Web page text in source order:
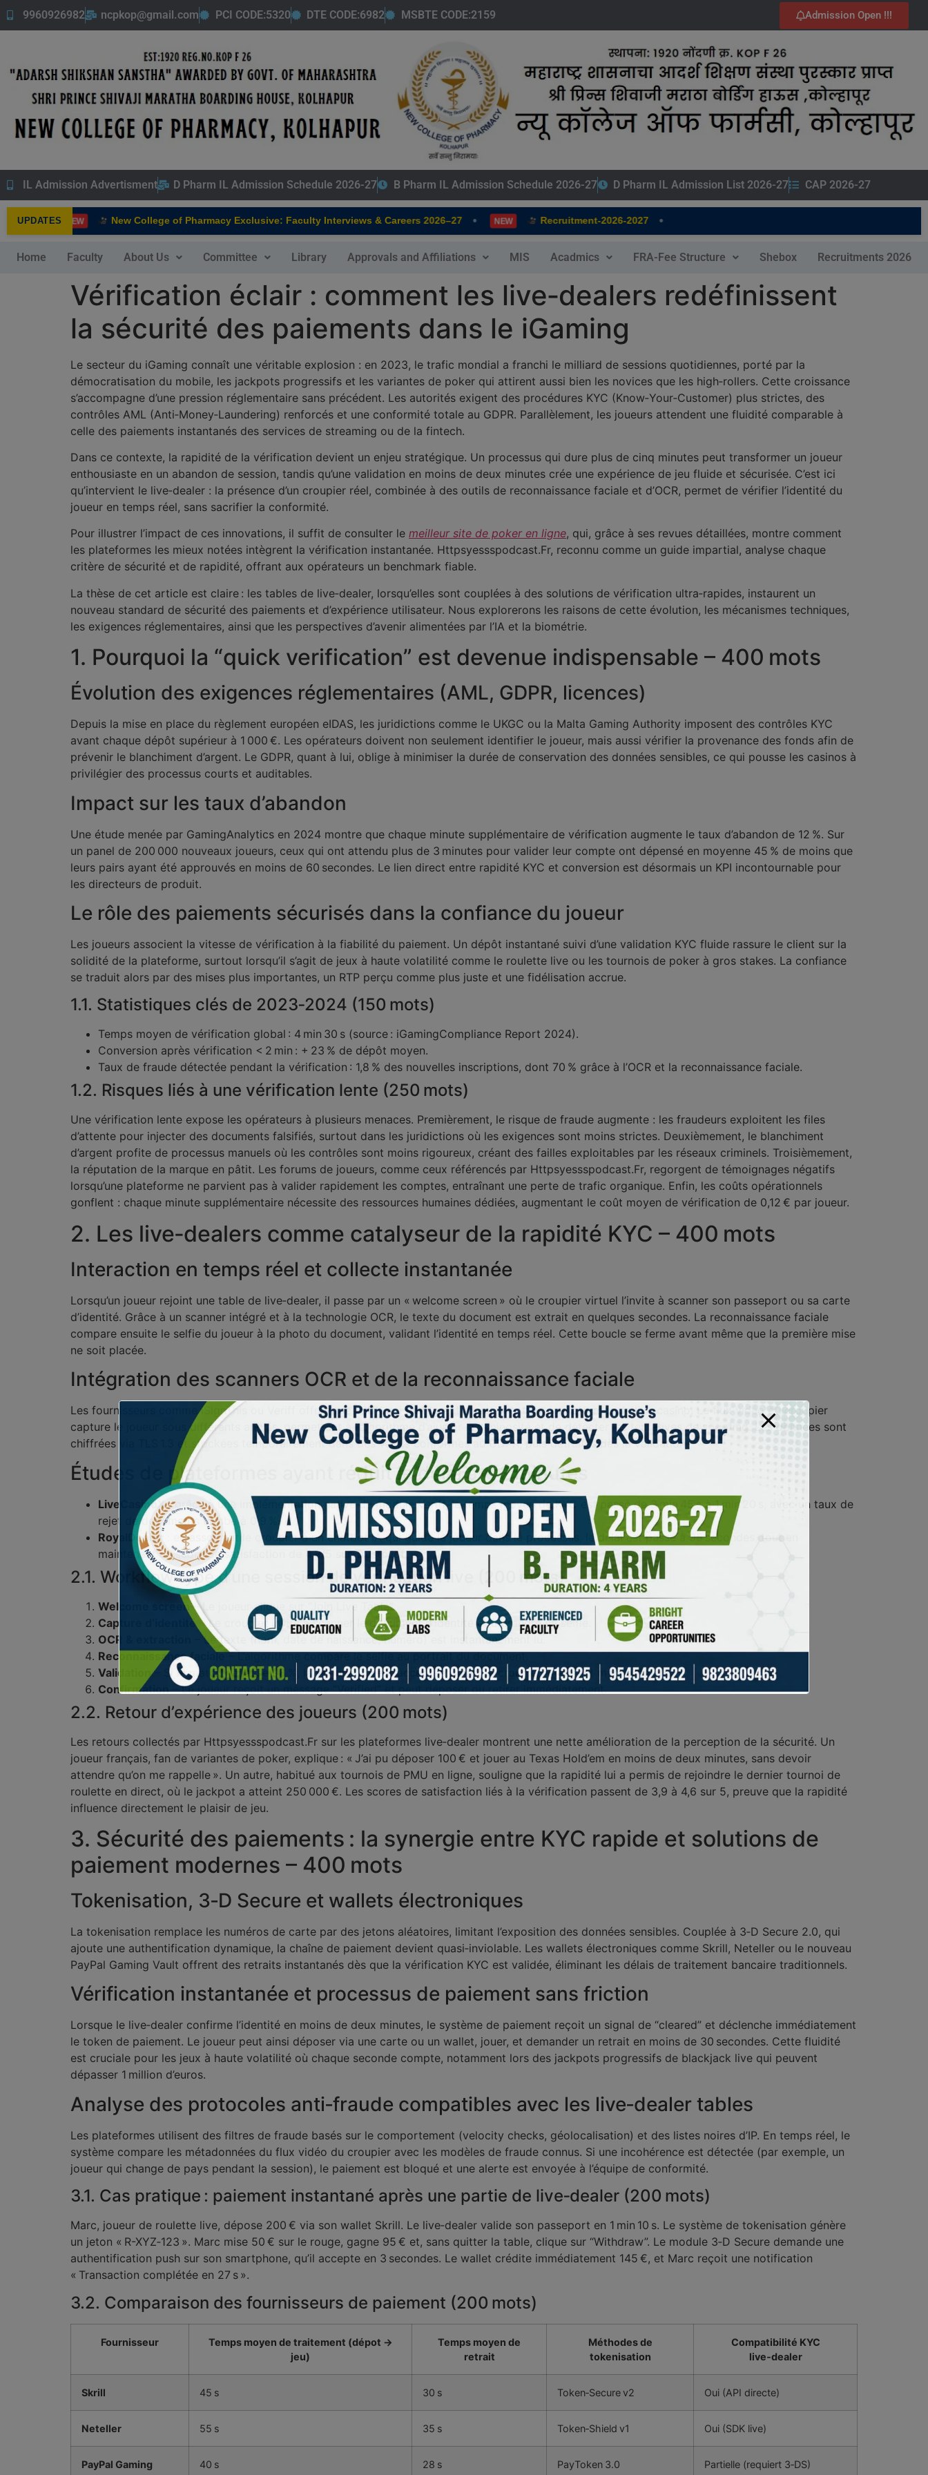
9960926982 ncpkop@gmail.com PCI CODE:5320 DTE CODE:6982 MSBTE CODE:2159 Admission Open !!!
IL Admission Advertisment D Pharm IL Admission Schedule 2026-27 B Pharm IL Admission Schedule 2026-27 D Pharm IL Admission List 2026-27 CAP 2026-27
UPDATES
NEW New College of Pharmacy Exclusive: Faculty Interviews & Careers 2026–27 • Recruitment-2026-2027 •
Home Faculty About Us Committee Library Approvals and Affiliations MIS Acadmics FRA-Fee Structure Shebox Recruitments 2026
Vérification éclair : comment les live‑dealers redéfinissent
la sécurité des paiements dans le iGaming
Le secteur du iGaming connaît une véritable explosion : en 2023, le trafic mondial a franchi le milliard de sessions quotidiennes, porté par la
démocratisation du mobile, les jackpots progressifs et les variantes de poker qui attirent aussi bien les novices que les high‑rollers. Cette croissance
s’accompagne d’une pression réglementaire sans précédent. Les autorités exigent des procédures KYC (Know‑Your‑Customer) plus strictes, des
contrôles AML (Anti‑Money‑Laundering) renforcés et une conformité totale au GDPR. Parallèlement, les joueurs attendent une fluidité comparable à
celle des paiements instantanés des services de streaming ou de la fintech.
Dans ce contexte, la rapidité de la vérification devient un enjeu stratégique. Un processus qui dure plus de cinq minutes peut transformer un joueur
enthousiaste en un abandon de session, tandis qu’une validation en moins de deux minutes crée une expérience de jeu fluide et sécurisée. C’est ici
qu’intervient le live‑dealer : la présence d’un croupier réel, combinée à des outils de reconnaissance faciale et d’OCR, permet de vérifier l’identité du
joueur en temps réel, sans sacrifier la conformité.
Pour illustrer l’impact de ces innovations, il suffit de consulter le meilleur site de poker en ligne, qui, grâce à ses revues détaillées, montre comment
les plateformes les mieux notées intègrent la vérification instantanée. Httpsyessspodcast.Fr, reconnu comme un guide impartial, analyse chaque
critère de sécurité et de rapidité, offrant aux opérateurs un benchmark fiable.
La thèse de cet article est claire : les tables de live‑dealer, lorsqu’elles sont couplées à des solutions de vérification ultra‑rapides, instaurent un
nouveau standard de sécurité des paiements et d’expérience utilisateur. Nous explorerons les raisons de cette évolution, les mécanismes techniques,
les exigences réglementaires, ainsi que les perspectives d’avenir alimentées par l’IA et la biométrie.
1. Pourquoi la “quick verification” est devenue indispensable – 400 mots
Évolution des exigences réglementaires (AML, GDPR, licences)
Depuis la mise en place du règlement européen eIDAS, les juridictions comme le UKGC ou la Malta Gaming Authority imposent des contrôles KYC
avant chaque dépôt supérieur à 1 000 €. Les opérateurs doivent non seulement identifier le joueur, mais aussi vérifier la provenance des fonds afin de
prévenir le blanchiment d’argent. Le GDPR, quant à lui, oblige à minimiser la durée de conservation des données sensibles, ce qui pousse les casinos à
privilégier des processus courts et auditables.
Impact sur les taux d’abandon
Une étude menée par GamingAnalytics en 2024 montre que chaque minute supplémentaire de vérification augmente le taux d’abandon de 12 %. Sur
un panel de 200 000 nouveaux joueurs, ceux qui ont attendu plus de 3 minutes pour valider leur compte ont dépensé en moyenne 45 % de moins que
leurs pairs ayant été approuvés en moins de 60 secondes. Le lien direct entre rapidité KYC et conversion est désormais un KPI incontournable pour
les directeurs de produit.
Le rôle des paiements sécurisés dans la confiance du joueur
Les joueurs associent la vitesse de vérification à la fiabilité du paiement. Un dépôt instantané suivi d’une validation KYC fluide rassure le client sur la
solidité de la plateforme, surtout lorsqu’il s’agit de jeux à haute volatilité comme le roulette live ou les tournois de poker à gros stakes. La confiance
se traduit alors par des mises plus importantes, un RTP perçu comme plus juste et une fidélisation accrue.
1.1. Statistiques clés de 2023‑2024 (150 mots)
Temps moyen de vérification global : 4 min 30 s (source : iGamingCompliance Report 2024).
Conversion après vérification < 2 min : + 23 % de dépôt moyen.
Taux de fraude détectée pendant la vérification : 1,8 % des nouvelles inscriptions, dont 70 % grâce à l’OCR et la reconnaissance faciale.
1.2. Risques liés à une vérification lente (250 mots)
Une vérification lente expose les opérateurs à plusieurs menaces. Premièrement, le risque de fraude augmente : les fraudeurs exploitent les files
d’attente pour injecter des documents falsifiés, surtout dans les juridictions où les exigences sont moins strictes. Deuxièmement, le blanchiment
d’argent profite de processus manuels où les contrôles sont moins rigoureux, créant des failles exploitables par les réseaux criminels. Troisièmement,
la réputation de la marque en pâtit. Les forums de joueurs, comme ceux référencés par Httpsyessspodcast.Fr, regorgent de témoignages négatifs
lorsqu’une plateforme ne parvient pas à valider rapidement les comptes, entraînant une perte de trafic organique. Enfin, les coûts opérationnels
gonflent : chaque minute supplémentaire nécessite des ressources humaines dédiées, augmentant le coût moyen de vérification de 0,12 € par joueur.
2. Les live‑dealers comme catalyseur de la rapidité KYC – 400 mots
Interaction en temps réel et collecte instantanée
Lorsqu’un joueur rejoint une table de live‑dealer, il passe par un « welcome screen » où le croupier virtuel l’invite à scanner son passeport ou sa carte
d’identité. Grâce à un scanner intégré et à la technologie OCR, le texte du document est extrait en quelques secondes. La reconnaissance faciale
compare ensuite le selfie du joueur à la photo du document, validant l’identité en temps réel. Cette boucle se ferme avant même que la première mise
ne soit placée.
Intégration des scanners OCR et de la reconnaissance faciale
Les fournisseurs comme iSignThis ou Veriff offrent des SDK qui s’intègrent directement aux plateformes de live‑casino. Le flux vidéo du croupier
capture le joueur sous différents angles, permettant à l’algorithme d’ajuster la luminosité et de détecter les tentatives de spoofing. Les données sont
chiffrées via TLS 1.3 et stockées temporairement dans des vaults conformes au GDPR, puis détruites dès la validation.
Études de plateformes ayant réduit le délai à < 2 minutes
LiveCasinoX: grâce à une implémentation native du module Veriff, le temps moyen de KYC est passé de 3 min 45 s à 1 min 20 s, avec un taux de
rejet de documents tombé à 0,9 %.
RoyalDealer
: en associant le croupier à un chatbot IA qui guide le joueur dans le processus, le délai est passé à 95 secondes, tout en
maintenant un score de satisfaction de 4,8/5 sur Trustpilot.
2.1. Workflow type d’une session de vérification live (200 mots)
Welcome screen– Le joueur clique sur “Join Live Table”.
Capture d’identité– Le croupier invite à scanner le document d’identité et à prendre un selfie.
OCR & extraction
– Le texte (nom, date de naissance, numéro) est instantanément lu.
Reconnaissance faciale– L’algorithme compare le selfie au portrait du document.
Validation– Si le match dépasse 98 %, la vérification est acceptée; sinon, le croupier intervient manuellement.
Confirmation– Le joueur reçoit un message “Verified” et peut déposer ou retirer immédiatement.
2.2. Retour d’expérience des joueurs (200 mots)
Les retours collectés par Httpsyessspodcast.Fr sur les plateformes live‑dealer montrent une nette amélioration de la perception de la sécurité. Un
joueur français, fan de variantes de poker, explique : « J’ai pu déposer 100 € et jouer au Texas Hold’em en moins de deux minutes, sans devoir
attendre qu’on me rappelle ». Un autre, habitué aux tournois de PMU en ligne, souligne que la rapidité lui a permis de rejoindre le dernier tournoi de
roulette en direct, où le jackpot a atteint 250 000 €. Les scores de satisfaction liés à la vérification passent de 3,9 à 4,6 sur 5, preuve que la rapidité
influence directement le plaisir de jeu.
3. Sécurité des paiements : la synergie entre KYC rapide et solutions de
paiement modernes – 400 mots
Tokenisation, 3‑D Secure et wallets électroniques
La tokenisation remplace les numéros de carte par des jetons aléatoires, limitant l’exposition des données sensibles. Couplée à 3‑D Secure 2.0, qui
ajoute une authentification dynamique, la chaîne de paiement devient quasi‑inviolable. Les wallets électroniques comme Skrill, Neteller ou le nouveau
PayPal Gaming Vault offrent des retraits instantanés dès que la vérification KYC est validée, éliminant les délais de traitement bancaire traditionnels.
Vérification instantanée et processus de paiement sans friction
Lorsque le live‑dealer confirme l’identité en moins de deux minutes, le système de paiement reçoit un signal de “cleared” et déclenche immédiatement
le token de paiement. Le joueur peut ainsi déposer via une carte ou un wallet, jouer, et demander un retrait en moins de 30 secondes. Cette fluidité
est cruciale pour les jeux à haute volatilité où chaque seconde compte, notamment lors des jackpots progressifs de blackjack live qui peuvent
dépasser 1 million d’euros.
Analyse des protocoles anti‑fraude compatibles avec les live‑dealer tables
Les plateformes utilisent des filtres de fraude basés sur le comportement (velocity checks, géolocalisation) et des listes noires d’IP. En temps réel, le
système compare les métadonnées du flux vidéo du croupier avec les modèles de fraude connus. Si une incohérence est détectée (par exemple, un
joueur qui change de pays pendant la session), le paiement est bloqué et une alerte est envoyée à l’équipe de conformité.
3.1. Cas pratique : paiement instantané après une partie de live‑dealer (200 mots)
Marc, joueur de roulette live, dépose 200 € via son wallet Skrill. Le live‑dealer valide son passeport en 1 min 10 s. Le système de tokenisation génère
un jeton « R-XYZ‑123 ». Marc mise 50 € sur le rouge, gagne 95 € et, sans quitter la table, clique sur “Withdraw”. Le module 3‑D Secure demande une
authentification push sur son smartphone, qu’il accepte en 3 secondes. Le wallet crédite immédiatement 145 €, et Marc reçoit une notification
« Transaction complétée en 27 s ».
3.2. Comparaison des fournisseurs de paiement (200 mots)
Fournisseur
Temps moyen de traitement (dépot →
jeu)
Temps moyen de
retrait
Méthodes de
tokenisation
Compatibilité KYC
live‑dealer
Skrill 45 s 30 s Token‑Secure v2 Oui (API directe)
Neteller 55 s 35 s Token‑Shield v1 Oui (SDK live)
PayPal Gaming
40 s 28 s PayToken 3.0 Partielle (requiert 3‑DS)